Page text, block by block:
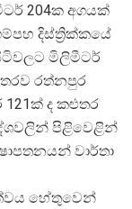
204ක අගයක්
දිස්ත්රික්කයේ
මිලිමීටර්
රත්නපුර
121ක් ද කළුතර
පිළිවෙළින්
වාර්තා
හේතුවෙන්